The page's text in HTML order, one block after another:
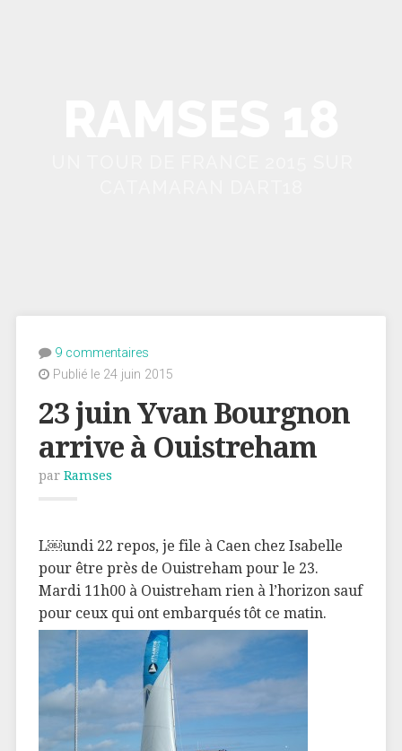
9 commentaires
Publié le 24 juin 2015
23 juin Yvan Bourgnon
arrive à Ouistreham
par Ramses
L￼undi 22 repos, je file à Caen chez Isabelle
pour être près de Ouistreham pour le 23.
Mardi 11h00 à Ouistreham rien à l’horizon sauf
pour ceux qui ont embarqués tôt ce matin.